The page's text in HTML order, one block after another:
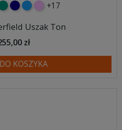
granatowy
niebieski
różowy
+17
Uszak Ton
zł
KOSZYKA